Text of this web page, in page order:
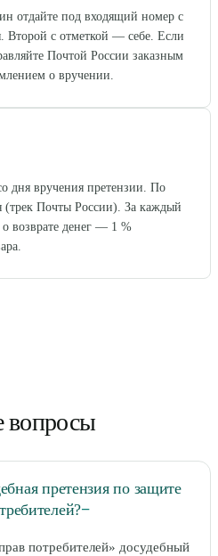
отдайте под входящий номер с
Второй с отметкой — себе. Если
Почтой России заказным
о вручении.
дня вручения претензии. По
Почты России). За каждый
возврате денег — 1 %
вопросы
претензия по защите
−
потребителей» досудебный